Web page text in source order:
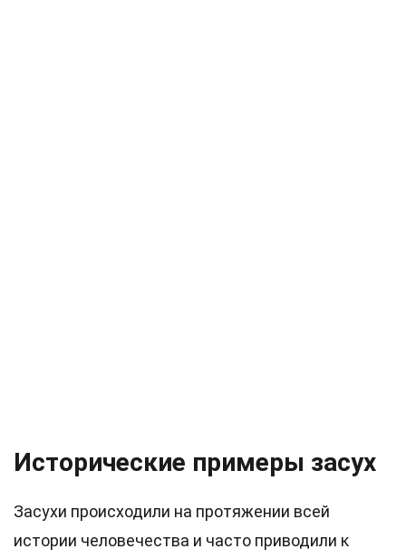
Исторические примеры засух
Засухи происходили на протяжении всей
истории человечества и часто приводили к